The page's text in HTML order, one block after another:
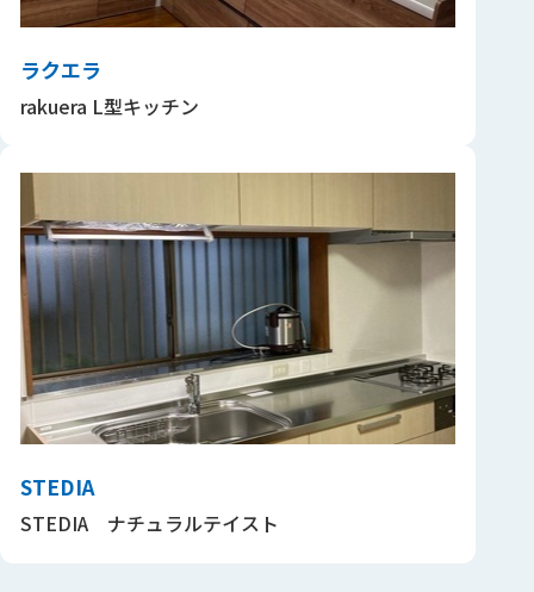
ラクエラ
rakuera L型キッチン
STEDIA
STEDIA ナチュラルテイスト